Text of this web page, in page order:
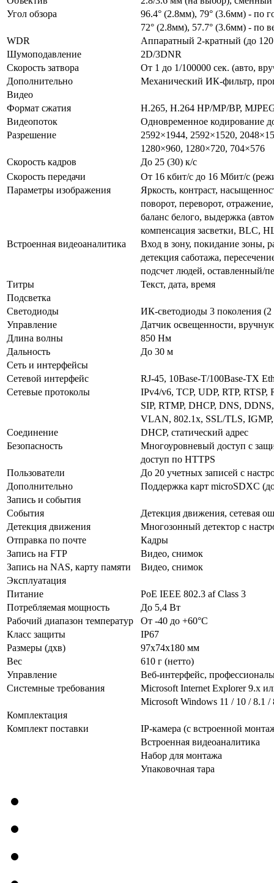
Угол обзора
96.4° (2.8мм), 79° (3.6мм) - по
72° (2.8мм), 57.7° (3.6мм) - по
WDR
Аппаратный 2-кратный (до
Шумоподавление
2D/3DNR
Скорость затвора
От 1 до 1/100000 сек. (авто,
Дополнительно
Механический ИК-фильтр,
Видео
Формат сжатия
H.265, H.264 HP/MP/BP,
Видеопоток
Одновременное кодирование
Разрешение
2592×1944, 2592×1520,
1280×960, 1280×720, 704×576
Скорость кадров
До 25 (30) к/с
Скорость передачи
От 16 кбит/с до 16 Мбит/с
Параметры изображения
Яркость, контраст,
поворот, переворот,
баланс белого, выдержка
компенсация засветки, BLC,
Встроенная видеоаналитика
Вход в зону, покидание зоны,
детекция саботажа,
подсчет людей, оставленный/
Титры
Текст, дата, время
Подсветка
Светодиоды
ИК-светодиоды 3 поколения
Управление
Датчик освещенности,
Длина волны
850 Нм
Дальность
До 30 м
Сеть и интерфейсы
Сетевой интерфейс
RJ-45, 10Base-T/100Base-TX
Сетевые протоколы
IPv4/v6, TCP, UDP, RTP,
SIP, RTMP, DHCP, DNS,
VLAN, 802.1x, SSL/TLS,
Соединение
DHCP, статический адрес
Безопасность
Многоуровневый доступ с
доступ по HTTPS
Пользователи
До 20 учетных записей с
Дополнительно
Поддержка карт microSDXC
Запись и события
События
Детекция движения, сетевая
Детекция движения
Многозонный детектор с
Отправка по почте
Кадры
Запись на FTP
Видео, снимок
Запись на NAS, карту памяти
Видео, снимок
Эксплуатация
Питание
PoE IEEE 802.3 af Class 3
Потребляемая мощность
До 5,4 Вт
Рабочий диапазон температур
От -40 до +60°С
Класс защиты
IP67
Размеры (дхв)
97х74х180 мм
Вес
610 г (нетто)
Управление
Веб-интерфейс,
Системные требования
Microsoft Internet Explorer 9.x
Microsoft Windows 11 / 10 / 8.1 /
Комплектация
Комплект поставки
IP-камера (с встроенной
Встроенная видеоаналитика
Набор для монтажа
Упаковочная тара